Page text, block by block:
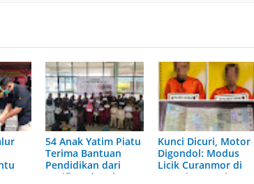
54 Anak Yatim Piatu
Terima Bantuan
Pendidikan dari
Pacific Indopalm
Kunci Dicuri, Motor
Digondol: Modus
Licik Curanmor di
Dumai Terungkap